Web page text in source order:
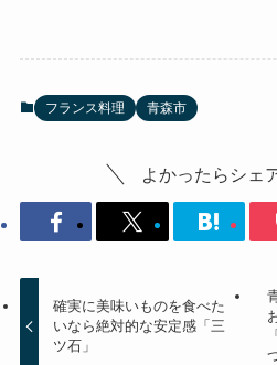
フランス料理 青森市
よかったらシェ
確実に美味いものを食べた
いなら絶対的な安定感「三
ツ石」